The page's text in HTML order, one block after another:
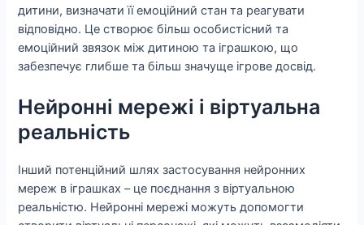
дитини, визначати її емоційний стан та реагувати
відповідно. Це створює більш особистісний та
емоційний звязок між дитиною та іграшкою, що
забезпечує глибше та більш значуще ігрове досвід.
Нейронні мережі і віртуальна
реальність
Інший потенційний шлях застосування нейронних
мереж в іграшках – це поєднання з віртуальною
реальністю. Нейронні мережі можуть допомогти